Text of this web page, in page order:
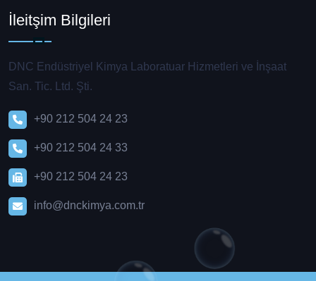
İleitşim Bilgileri
DNC Endüstriyel Kimya Laboratuar Hizmetleri ve İnşaat
San. Tic. Ltd. Şti.
+90 212 504 24 23
+90 212 504 24 33
+90 212 504 24 23
info@dnckimya.com.tr